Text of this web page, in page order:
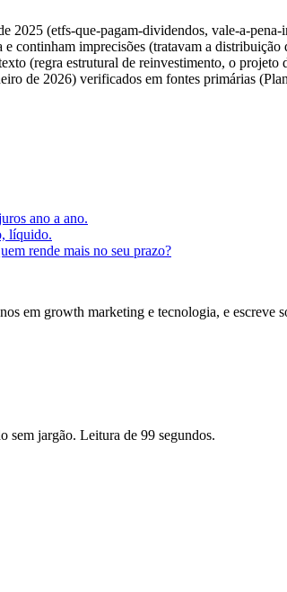
(etfs-que-pagam-dividendos, vale-a-
continham imprecisões (tratavam a
(regra estrutural de reinvestimento, o
de 2026) verificados em fontes primárias
ano a ano.
líquido.
rende mais no seu prazo?
em growth marketing e tecnologia, e escreve
sem jargão. Leitura de 99 segundos.